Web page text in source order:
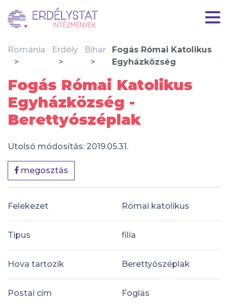
Románia Erdély Bihar
Fogás Római Katolikus
Egyházközség
Fogás Római Katolikus
Egyházközség -
Berettyószéplak
Utolsó módosítás: 2019.05.31.
megosztás
Felekezet Római katolikus
Tipus filia
Hova tartozik Berettyószéplak
Postai cím Foglas